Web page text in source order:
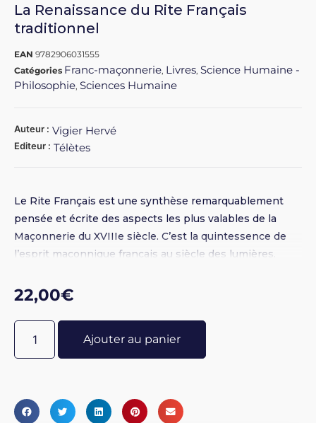
La Renaissance du Rite Français
traditionnel
EAN 9782906031555
Catégories Franc-maçonnerie, Livres, Science Humaine -
Philosophie, Sciences Humaine
Auteur : Vigier Hervé
Editeur : Télètes
Le Rite Français est une synthèse remarquablement
pensée et écrite des aspects les plus valables de la
Maçonnerie du XVIIIe siècle. C’est la quintessence de
l’esprit maçonnique français au siècle des lumières.
2/ Des anciens devoirs n° 238 au Grand Chapitre
Français Suprême Conseil du Rite Moderne pour la
France.
22,00€
Ajouter au panier